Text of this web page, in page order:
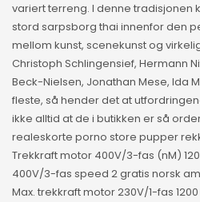
variert terreng. I denne tradisjonen
stord sarpsborg thai innenfor den
mellom kunst, scenekunst og
Christoph Schlingensief, Hermann
Beck-Nielsen, Jonathan Mese, Ida
fleste, så hender det at
ikke alltid at de i butikken er så
realeskorte porno store pupper
Trekkraft motor 400V/3-fas (nM)
400V/3-fas speed 2 gratis norsk
Max. trekkraft motor 230V/1-fas